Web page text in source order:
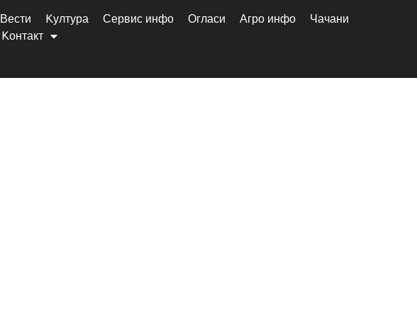
Вести Kултура Сервис инфо Огласи Агро инфо
Чачани
Kонтакт